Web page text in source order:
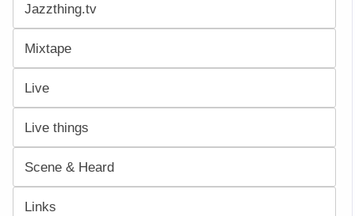
Jazzthing.tv
Mixtape
Live
Live things
Scene & Heard
Links